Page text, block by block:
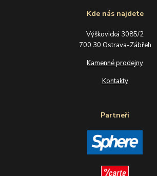
Kde nás najdete
Výškovická 3085/2
700 30 Ostrava-Zábřeh
Kamenné prodejny
Kontakty
Partneři